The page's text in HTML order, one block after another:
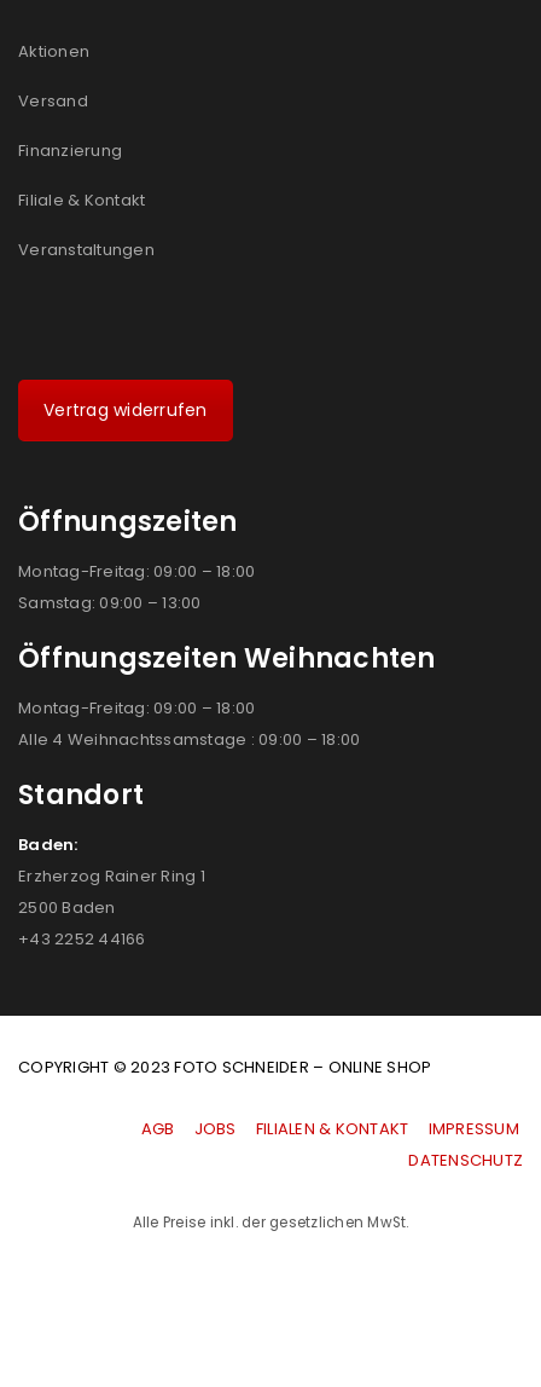
Aktionen
Versand
Finanzierung
Filiale & Kontakt
Veranstaltungen
Vertrag widerrufen
Öffnungszeiten
Montag-Freitag: 09:00 – 18:00
Samstag: 09:00 – 13:00
Öffnungszeiten Weihnachten
Montag-Freitag: 09:00 – 18:00
Alle 4 Weihnachtssamstage : 09:00 – 18:00
Standort
Baden:
Erzherzog Rainer Ring 1
2500 Baden
+43 2252 44166
COPYRIGHT © 2023 FOTO SCHNEIDER – ONLINE SHOP
AGB JOBS FILIALEN & KONTAKT
IMPRESSUM
|DATENSCHUTZ
Alle Preise inkl. der gesetzlichen MwSt.